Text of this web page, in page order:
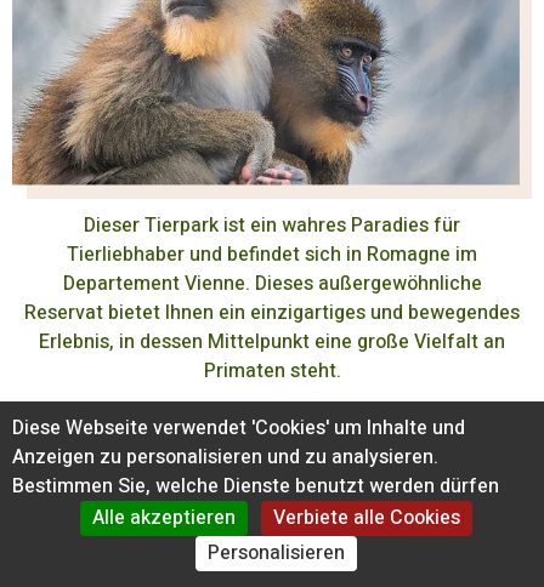
Dieser Tierpark ist ein wahres Paradies für
Tierliebhaber und befindet sich in Romagne im
Departement Vienne. Dieses außergewöhnliche
Reservat bietet Ihnen ein einzigartiges und bewegendes
Erlebnis, in dessen Mittelpunkt eine große Vielfalt an
Primaten steht.
Inmitten einer geschützten Natur bietet das Tal der
Affen einen idealen Rahmen, um mehr als 30
Primatenarten, die sich in großen Gehegen frei
bewegen, aus der Nähe zu beobachten. Sie haben die
Möglichkeit, sie unter Bedingungen zu studieren, die
ihrem natürlichen Lebensraum nahe kommen, um ihr
Diese Webseite verwendet 'Cookies' um Inhalte und
Anzeigen zu personalisieren und zu analysieren.
Bestimmen Sie, welche Dienste benutzt werden dürfen
Alle akzeptieren
Verbiete alle Cookies
Personalisieren